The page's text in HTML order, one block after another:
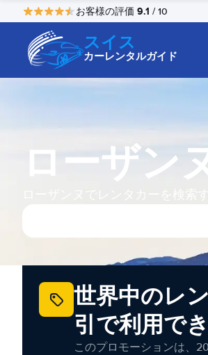
お客様の評価 9.1 / 10
スイス
カーレンタルガイド
ローザン
ローザンヌでレンタカーを検索す
世界中のレ
引で利用でき
このプロモーションは、